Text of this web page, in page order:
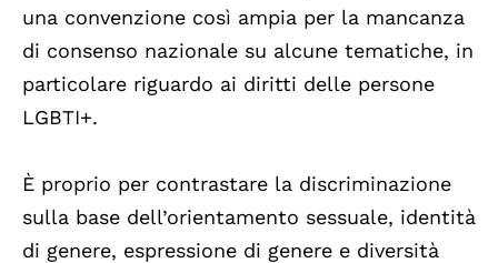
una convenzione così ampia per la mancanza
di consenso nazionale su alcune tematiche, in
particolare riguardo ai diritti delle persone
LGBTI+.
È proprio per contrastare la discriminazione
sulla base dell’orientamento sessuale, identità
di genere, espressione di genere e diversità